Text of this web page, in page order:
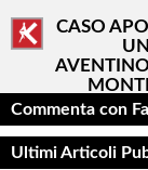
CASO
Commenta con
Ultimi Articoli